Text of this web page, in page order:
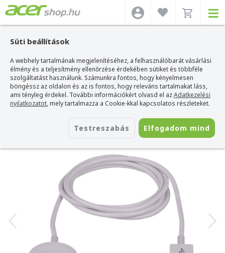
Süti beállítások
A webhely tartalmának megjelenítéséhez, a felhasználóbarát vásárlási
élmény és a teljesítmény ellenőrzése érdekében sütiket és többféle
szolgáltatást használunk. Számunkra fontos, hogy kényelmesen
böngéssz az oldalon és az is fontos, hogy releváns tartalmakat láss,
ami tényleg érdekel. További információkért olvasd el azAdatkezelési
nyilatkozatot, mely tartalmazza a Cookie-kkal kapcsolatos részleteket.
Testreszabás Elfogadom mind
Acer webshop>Kiegészítők>Töltők, adapterek, kábelek >Akiga Töltők,
adapterek, kábelek>AKYGA Apple Watch Wireless töltő kábel
AKYGA Apple Watch Wireless töltő
kábel
Azonosító: AK-SW-15